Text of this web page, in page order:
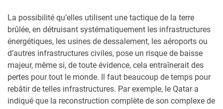
La possibilité qu’elles utilisent une tactique de la terre
brûlée, en détruisant systématiquement les infrastructures
énergétiques, les usines de dessalement, les aéroports ou
d’autres infrastructures civiles, pose un risque de baisse
majeur, même si, de toute évidence, cela entraînerait des
pertes pour tout le monde. Il faut beaucoup de temps pour
rebâtir de telles infrastructures. Par exemple, le Qatar a
indiqué que la reconstruction complète de son complexe de